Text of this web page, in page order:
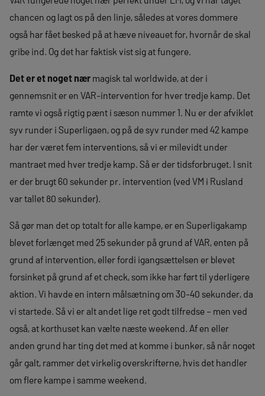
chancen og lagt os på den linje, således at vores dommere
også har fået besked på at hæve niveauet for, hvornår de skal
gribe ind. Og det har faktisk vist sig at fungere.
Det er et noget nær magisk tal worldwide, at der i
gennemsnit er en VAR-intervention for hver tredje kamp. Det
ramte vi også rigtig pænt i sæson nummer 1. Nu er der afviklet
syv runder i Superligaen, og på de syv runder med 42 kampe
har der været fem interventions, så vi er milevidt under
mantraet med hver tredje kamp. Så er der tidsforbruget. I snit
er der brugt 60 sekunder pr. intervention (ved VM i Rusland
var tallet 80 sekunder).
Så gør man det op totalt for alle kampe, er en Superligakamp
blevet forlænget med 25 sekunder på grund af VAR, enten på
grund af intervention, eller fordi igangsættelsen er blevet
forsinket på grund af et check, som ikke har ført til yderligere
aktion. Vi havde en intern målsætning om 30-40 sekunder, da
vi startede. Så vi er alt andet lige ret godt tilfredse – men ved
også, at korthuset kan vælte næste weekend. Af en eller
anden grund har ting det med at komme i bunker, så når noget
går galt, rammer det virkelig overskrifterne, hvis det handler
om flere kampe i samme weekend.